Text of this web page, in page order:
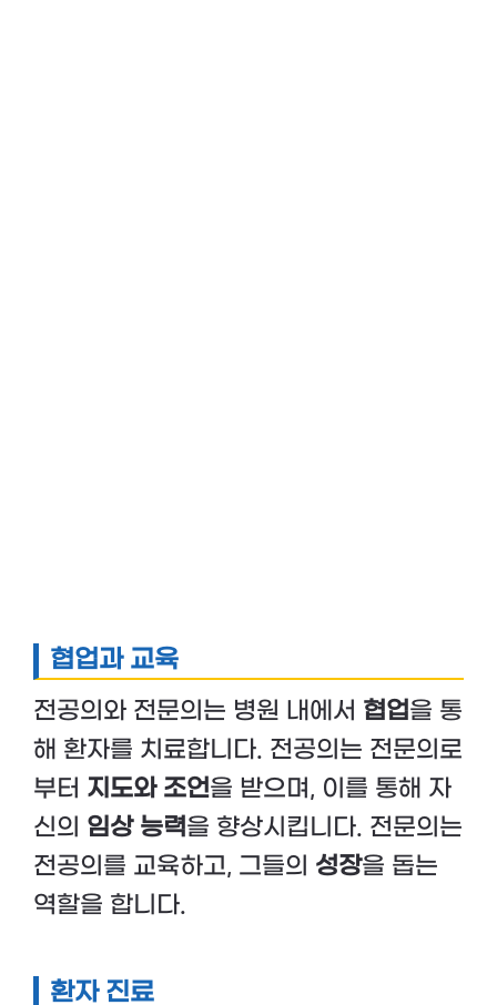
협업과 교육
전공의와 전문의는 병원 내에서 협업을 통
해 환자를 치료합니다. 전공의는 전문의로
부터 지도와 조언을 받으며, 이를 통해 자
신의 임상 능력을 향상시킵니다. 전문의는
전공의를 교육하고, 그들의 성장을 돕는
역할을 합니다.
환자 진료